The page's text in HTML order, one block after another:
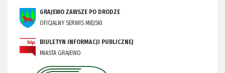
GRAJEWO ZAWSZE PO DRODZE
OFICJALNY SERWIS MIEJSKI
BIULETYN INFORMACJI PUBLICZNEJ
MIASTA GRAJEWO